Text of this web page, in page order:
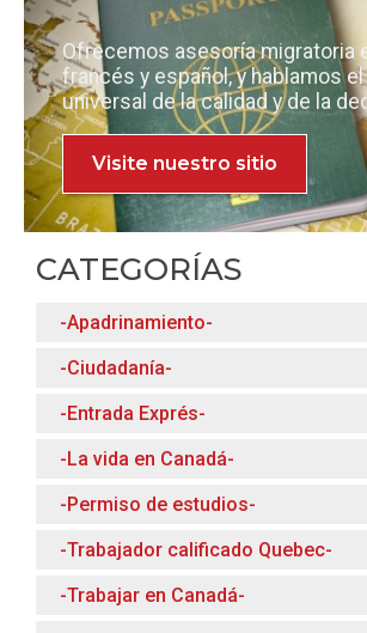
Ofrecemos asesoría migratoria
francés y español, y hablamos
universal de la calidad y de la
Visite nuestro sitio
CATEGORÍAS
-Apadrinamiento-
-Ciudadanía-
-Entrada Exprés-
-La vida en Canadá-
-Permiso de estudios-
-Trabajador calificado Quebec-
-Trabajar en Canadá-